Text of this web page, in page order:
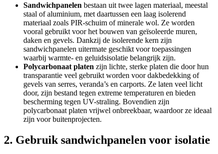
Sandwichpanelen bestaan uit twee lagen materiaal, meestal
staal of aluminium, met daartussen een laag isolerend
materiaal zoals PIR-schuim of minerale wol. Ze worden
vooral gebruikt voor het bouwen van geïsoleerde muren,
daken en gevels. Dankzij de isolerende kern zijn
sandwichpanelen uitermate geschikt voor toepassingen
waarbij warmte- en geluidsisolatie belangrijk zijn.
Polycarbonaat platen zijn lichte, sterke platen die door hun
transparantie veel gebruikt worden voor dakbedekking of
gevels van serres, veranda’s en carports. Ze laten veel licht
door, zijn bestand tegen extreme temperaturen en bieden
bescherming tegen UV-straling. Bovendien zijn
polycarbonaat platen vrijwel onbreekbaar, waardoor ze ideaal
zijn voor buitenprojecten.
2. Gebruik sandwichpanelen voor isolatie